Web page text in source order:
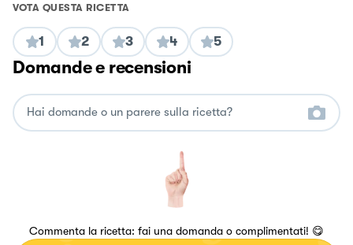
VOTA QUESTA RICETTA
1 2 3 4 5
Domande e recensioni
Commenta la ricetta: fai una domanda o complimentati! 😋